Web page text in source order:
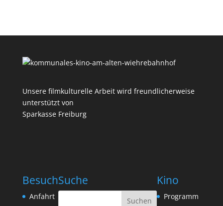
Unsere filmkulturelle Arbeit wird freundlicherweise
unterstützt von
Sparkasse Freiburg
Besuch
Anfahrt
Suche Kino
Programm